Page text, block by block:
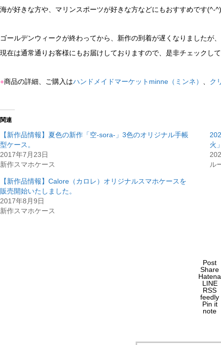
海が好きな方や、マリンスポーツが好きな方などにもおすすめです(^-^)
ゴールデンウィークが終わってから、新作の到着が遅くなりましたが、
現在は通常通りお客様にもお届けしておりますので、是非チェックし
●商品の詳細、ご購入はハンドメイドマーケットminne（ミンネ） ク
関連
【新作品情報】夏色の新作「空-sora-」3色のオリジナル手帳
型ケース。
2017年7月23日
新作スマホケース
火
ル
【新作品情報】Calore（カロレ）オリジナルスマホケースを
販売開始いたしました。
2017年8月9日
新作スマホケース
Post
Share
Hatena
LINE
RSS
feedly
Pin it
note